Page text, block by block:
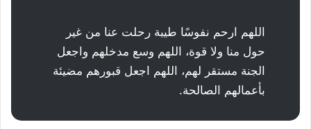
اللهم ارحم نفوسًا طيبة رحلت عنا من غير
حول منا ولا قوة، اللهم وسع مدخلهم واجعل
الجنة مستقر لهم، اللهم اجعل قبورهم مضيئة
بأعمالهم الصالحة.